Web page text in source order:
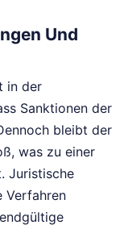
Und
in der
Sanktionen der
bleibt der
was zu einer
Juristische
Verfahren